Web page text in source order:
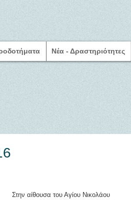
Νέα - Δραστηριότητες
Στην αίθουσα του Αγίου Νικολάου